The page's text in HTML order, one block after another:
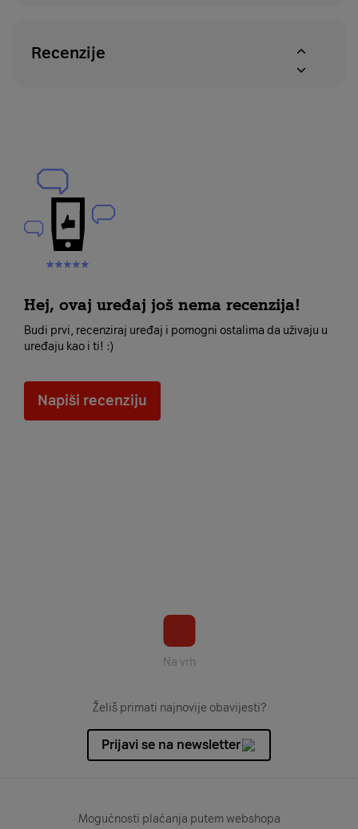
Recenzije
Hej, ovaj uređaj još nema recenzija!
Budi prvi, recenziraj uređaj i pomogni ostalima da uživaju u
uređaju kao i ti! :)
Napiši recenziju
Na vrh
Želiš primati najnovije obavijesti?
Prijavi se na newsletter
Mogućnosti plaćanja putem webshopa